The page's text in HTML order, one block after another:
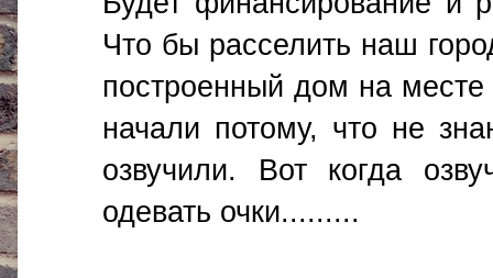
Что бы расселить наш
построенный дом на месте
начали потому, что не
озвучили. Вот когда
одевать очки.........